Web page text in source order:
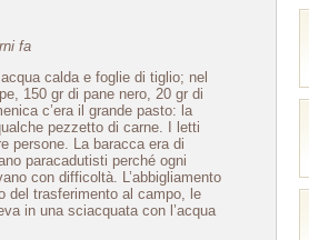
fa
calda e foglie di tiglio; nel
150 gr di pane nero, 20 gr di
c’era il grande pasto: la
pezzetto di carne. I letti
persone. La baracca era di
paracadutisti perché ogni
con difficoltà. L’abbigliamento
del trasferimento al campo, le
in una sciacquata con l’acqua